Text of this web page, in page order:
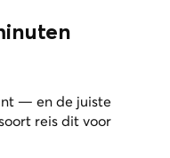
— en de juiste
reis dit voor